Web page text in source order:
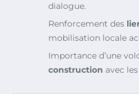
dialogue.
Renforcement des
mobilisation locale
Importance d’une
construction avec